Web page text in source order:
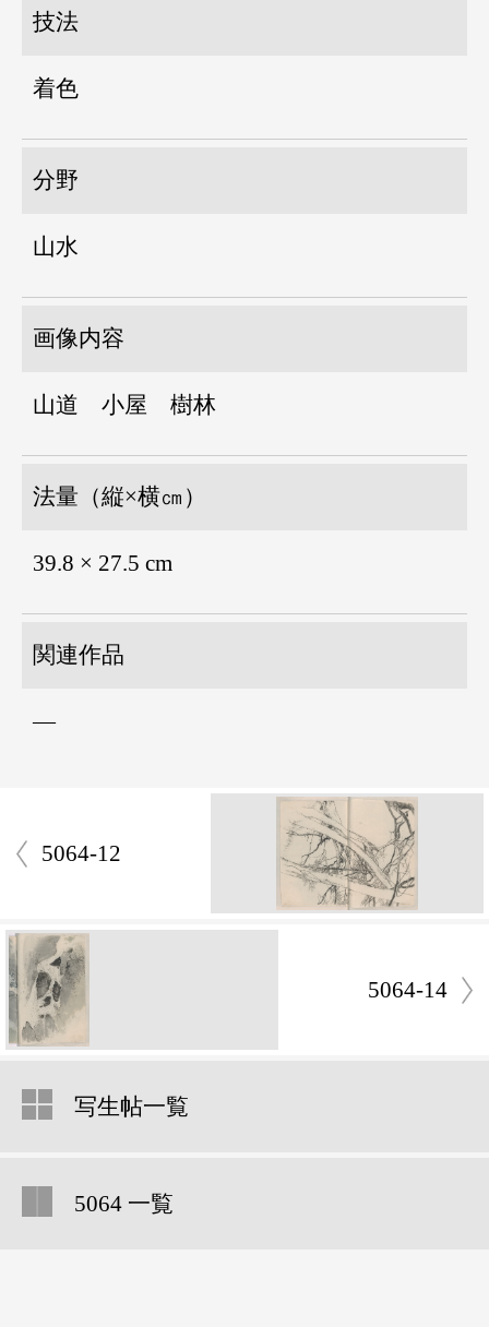
技法
着色
分野
山水
画像内容
山道 小屋 樹林
法量（縦×横㎝）
39.8 × 27.5 cm
関連作品
―
5064-12
写生帖一覧
5064 一覧
5064-14